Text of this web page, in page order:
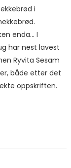
i
enda... I
har nest lavest
Ryvita Sesam
både etter det
oppskriften.